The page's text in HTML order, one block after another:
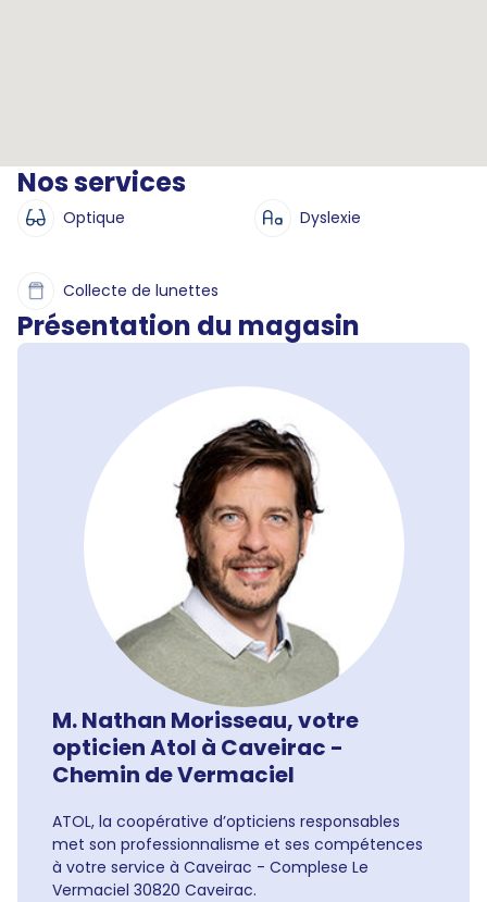
Nos services
Optique Dyslexie
Collecte de lunettes
Présentation du magasin
M. Nathan Morisseau, votre
opticien Atol à Caveirac -
Chemin de Vermaciel
ATOL, la coopérative d’opticiens responsables
met son professionnalisme et ses compétences
à votre service à Caveirac - Complese Le
Vermaciel 30820 Caveirac.